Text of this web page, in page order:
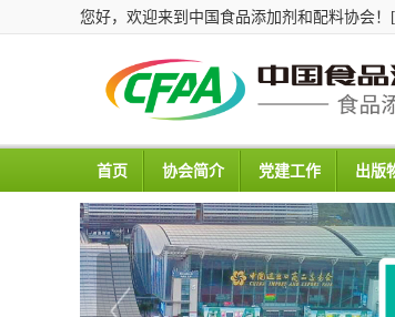
您好，欢迎来到中国食品添加剂和配料协会！[
首页 协会简介 党建工作 出版